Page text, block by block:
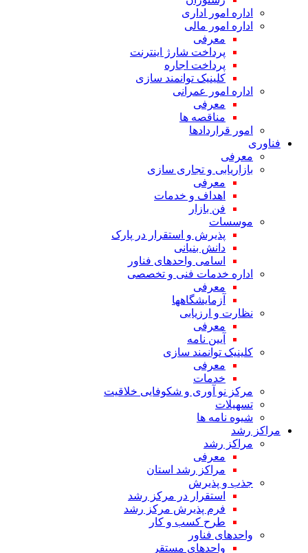
اداره امور اداری
اداره امور مالی
معرفی
پرداخت شارژ اینترنت
پرداخت اجاره
کلینیک توانمند سازی
اداره امور عمرانی
معرفی
مناقصه ها
امور قراردادها
فناوری
معرفی
بازاریابی و تجاری سازی
معرفی
اهداف و خدمات
فن بازار
موسسات
پذیرش و استقرار در پارک
دانش بنیانی
اسامی واحدهای فناور
اداره خدمات فنی و تخصصی
معرفی
آزمایشگاهها
نظارت و ارزیابی
معرفی
آیین نامه
کلینیک توانمند سازی
معرفی
خدمات
مرکز نو آوری و شکوفایی خلاقیت
تسهیلات
شیوه نامه ها
مراکز رشد
مراکز رشد
معرفی
مراکز رشد استان
جذب و پذیرش
استقرار در مرکز رشد
فرم پذیرش مرکز رشد
طرح کسب و کار
واحدهای فناور
واحدهای مستقر